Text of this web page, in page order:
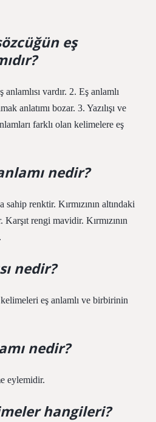
eş
vardır. 2. Eş anlamlı
anlatımı bozar. 3. Yazılışı ve
farklı olan kelimelere eş
nedir?
sahip renktir. Kırmızının altındaki
Karşıt rengi mavidir. Kırmızının
nedir?
eş anlamlı ve birbirinin
nedir?
eylemidir.
hangileri?